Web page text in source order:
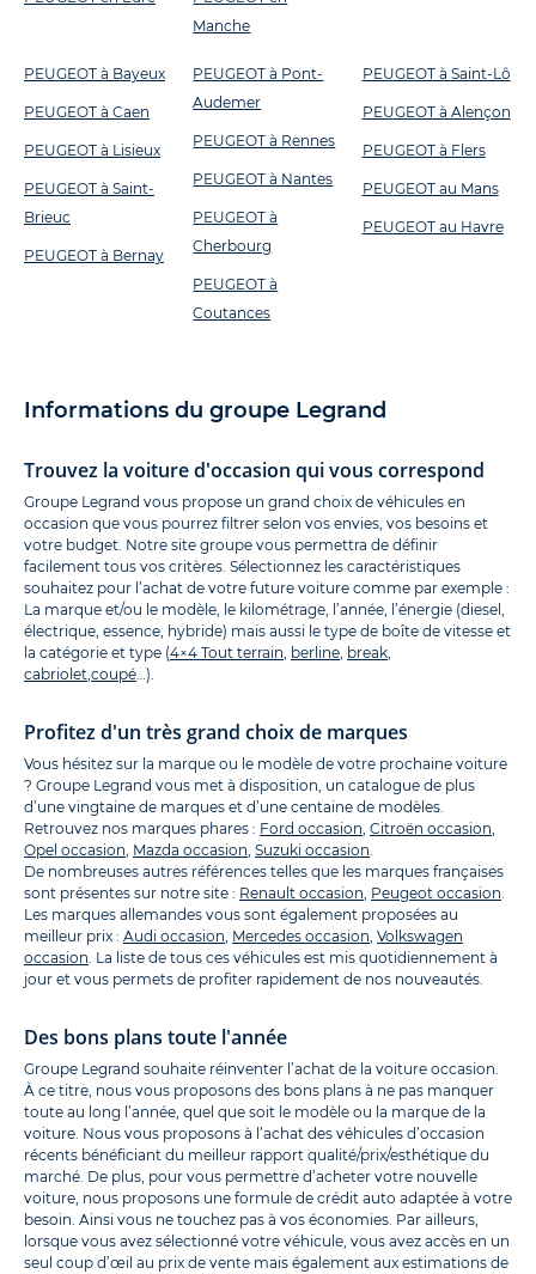
Manche
PEUGEOT à Bayeux
PEUGEOT à Caen
PEUGEOT à Lisieux
PEUGEOT à Saint-
Brieuc
PEUGEOT à Bernay
PEUGEOT à Pont-
Audemer
PEUGEOT à Rennes
PEUGEOT à Nantes
PEUGEOT à
Cherbourg
PEUGEOT à
Coutances
PEUGEOT à Saint-Lô
PEUGEOT à Alençon
PEUGEOT à Flers
PEUGEOT au Mans
PEUGEOT au Havre
Informations du groupe Legrand
Trouvez la voiture d'occasion qui vous correspond
Groupe Legrand vous propose un grand choix de véhicules en
occasion que vous pourrez filtrer selon vos envies, vos besoins et
votre budget. Notre site groupe vous permettra de définir
facilement tous vos critères. Sélectionnez les caractéristiques
souhaitez pour l’achat de votre future voiture comme par exemple :
La marque et/ou le modèle, le kilométrage, l’année, l’énergie (diesel,
électrique, essence, hybride) mais aussi le type de boîte de vitesse et
la catégorie et type (4×4 Tout terrain, berline, break,
cabriolet,coupé…).
Profitez d'un très grand choix de marques
Vous hésitez sur la marque ou le modèle de votre prochaine voiture
? Groupe Legrand vous met à disposition, un catalogue de plus
d’une vingtaine de marques et d’une centaine de modèles.
Retrouvez nos marques phares : Ford occasion, Citroën occasion,
Opel occasion, Mazda occasion, Suzuki occasion.
De nombreuses autres références telles que les marques françaises
sont présentes sur notre site : Renault occasion, Peugeot occasion.
Les marques allemandes vous sont également proposées au
meilleur prix : Audi occasion, Mercedes occasion, Volkswagen
occasion. La liste de tous ces véhicules est mis quotidiennement à
jour et vous permets de profiter rapidement de nos nouveautés.
Des bons plans toute l'année
Groupe Legrand souhaite réinventer l’achat de la voiture occasion.
À ce titre, nous vous proposons des bons plans à ne pas manquer
toute au long l’année, quel que soit le modèle ou la marque de la
voiture. Nous vous proposons à l’achat des véhicules d’occasion
récents bénéficiant du meilleur rapport qualité/prix/esthétique du
marché. De plus, pour vous permettre d’acheter votre nouvelle
voiture, nous proposons une formule de crédit auto adaptée à votre
besoin. Ainsi vous ne touchez pas à vos économies. Par ailleurs,
lorsque vous avez sélectionné votre véhicule, vous avez accès en un
seul coup d’œil au prix de vente mais également aux estimations de